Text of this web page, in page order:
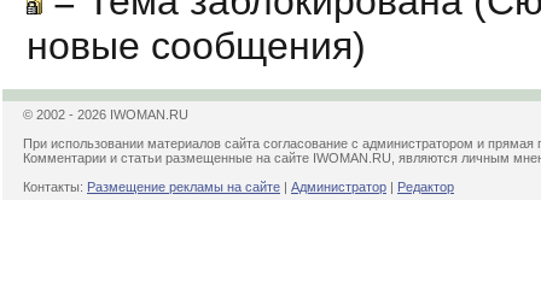
новые сообщения)
© 2002 - 2026 IWOMAN.RU
При использовании материалов сайта согласование с администратором и прямая
Комментарии и статьи размещенные на сайте IWOMAN.RU, являются личным
Контакты: Размещение рекламы на сайте | Администратор | Редактор